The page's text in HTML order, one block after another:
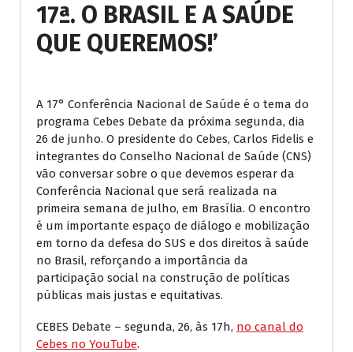
17ª. O BRASIL E A SAÚDE
QUE QUEREMOS!’
A 17° Conferência Nacional de Saúde é o tema do
programa Cebes Debate da próxima segunda, dia
26 de junho. O presidente do Cebes, Carlos Fidelis e
integrantes do Conselho Nacional de Saúde (CNS)
vão conversar sobre o que devemos esperar da
Conferência Nacional que será realizada na
primeira semana de julho, em Brasília. O encontro
é um importante espaço de diálogo e mobilização
em torno da defesa do SUS e dos direitos à saúde
no Brasil, reforçando a importância da
participação social na construção de políticas
públicas mais justas e equitativas.
CEBES Debate – segunda, 26, às 17h, no canal do
Cebes no YouTube.